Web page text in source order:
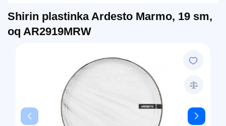
Shirin plastinka Ardesto Marmo, 19 sm,
oq AR2919MRW